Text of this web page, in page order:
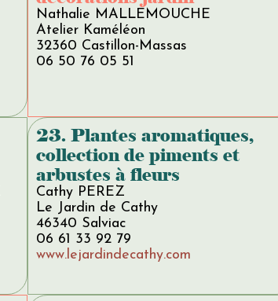
Nathalie MALLEMOUCHE
Atelier Kaméléon
32360 Castillon-Massas
06 50 76 05 51
23. Plantes aromatiques,
collection de piments et
arbustes à fleurs
Cathy PEREZ
Le Jardin de Cathy
46340 Salviac
06 61 33 92 79
www.lejardindecathy.com